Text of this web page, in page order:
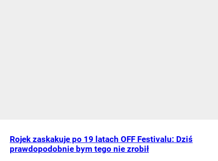
Rojek zaskakuje po 19 latach OFF Festivalu: Dziś
prawdopodobnie bym tego nie zrobił